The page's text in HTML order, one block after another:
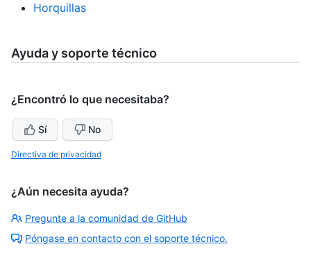
Horquillas
Ayuda y soporte técnico
¿Encontró lo que necesitaba?
Sí No
Directiva de privacidad
¿Aún necesita ayuda?
Pregunte a la comunidad de GitHub
Póngase en contacto con el soporte técnico.